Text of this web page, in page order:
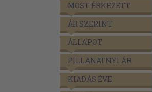
MOST ÉRKEZETT
ÁR SZERINT
ÁLLAPOT
PILLANATNYI ÁR
KIADÁS ÉVE